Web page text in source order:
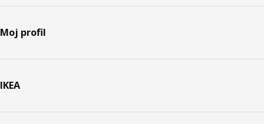
Moj profil
IKEA